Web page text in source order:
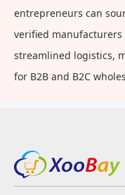
entrepreneurs can
verified
streamlined logistics,
for B2B and B2C